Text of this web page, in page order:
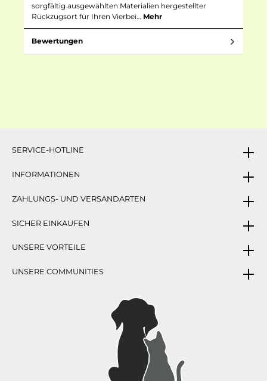
sorgfältig ausgewählten Materialien hergestellter
Rückzugsort für Ihren Vierbei… Mehr
Bewertungen
SERVICE-HOTLINE
INFORMATIONEN
ZAHLUNGS- UND VERSANDARTEN
SICHER EINKAUFEN
UNSERE VORTEILE
UNSERE COMMUNITIES